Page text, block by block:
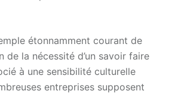
étonnamment courant de
de la nécessité d’un savoir faire
à une sensibilité culturelle
entreprises supposent